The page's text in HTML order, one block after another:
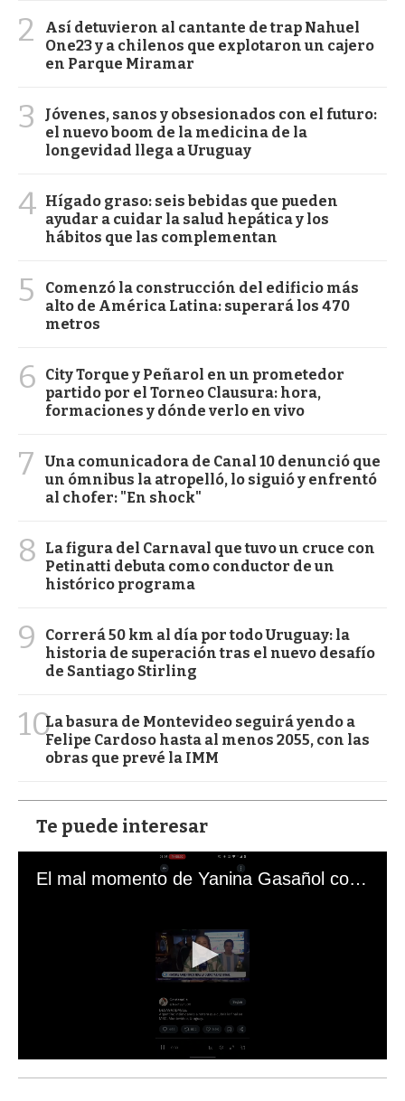
2
Así detuvieron al cantante de trap Nahuel
One23 y a chilenos que explotaron un cajero
en Parque Miramar
3
Jóvenes, sanos y obsesionados con el futuro:
el nuevo boom de la medicina de la
longevidad llega a Uruguay
4 Hígado graso: seis bebidas que pueden
ayudar a cuidar la salud hepática y los
hábitos que las complementan
5
Comenzó la construcción del edificio más
alto de América Latina: superará los 470
metros
6
City Torque y Peñarol en un prometedor
partido por el Torneo Clausura: hora,
formaciones y dónde verlo en vivo
7
Una comunicadora de Canal 10 denunció que
un ómnibus la atropelló, lo siguió y enfrentó
al chofer: "En shock"
8
La figura del Carnaval que tuvo un cruce con
Petinatti debuta como conductor de un
histórico programa
9
Correrá 50 km al día por todo Uruguay: la
historia de superación tras el nuevo desafío
de Santiago Stirling
10La basura de Montevideo seguirá yendo a
Felipe Cardoso hasta al menos 2055, con las
obras que prevé la IMM
Te puede interesar
El mal momento de Yanina Gasañol con un hincha argentino en "Subrayado"
s